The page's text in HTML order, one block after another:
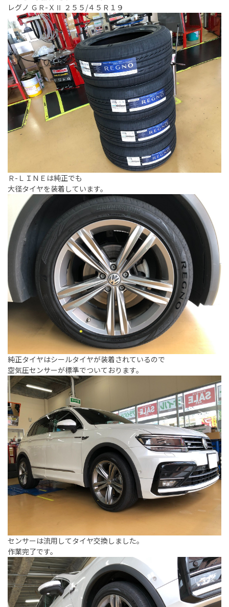
レグノ ＧＲ-ＸⅡ ２５５/４５Ｒ１９
Ｒ-ＬＩＮＥは純正でも
大径タイヤを装着しています。
純正タイヤはシールタイヤが装着されているので
空気圧センサーが標準でついております。
センサーは流用してタイヤ交換しました。
作業完了です。